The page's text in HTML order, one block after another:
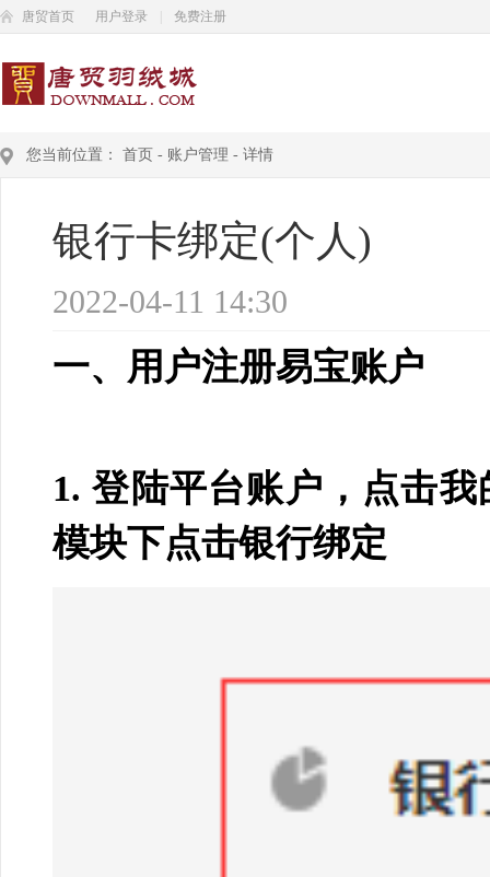
唐贸首页 用户登录 免费注册
您当前位置： 首页 - 账户管理 - 详情
银行卡绑定(个人)
2022-04-11 14:30
一、用户注册易宝账户
1.登陆平台账户，点击
模块下点击银行绑定